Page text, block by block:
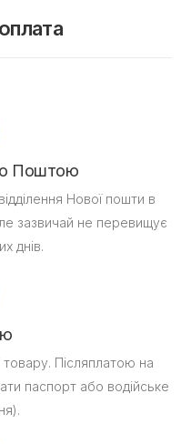
Поштою
Нової пошти в
зазвичай не перевищує
днів.
товару. Післяплатою на
паспорт або водійське